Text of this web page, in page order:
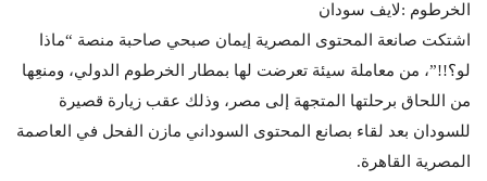
الخرطوم :لايف سودان
اشتكت صانعة المحتوى المصرية إيمان صبحي صاحبة منصة “ماذا
لو؟!!”، من معاملة سيئة تعرضت لها بمطار الخرطوم الدولي، ومنعِها
من اللحاق برحلتها المتجهة إلى مصر، وذلك عقب زيارة قصيرة
للسودان بعد لقاء بصانع المحتوى السوداني مازن الفحل في العاصمة
المصرية القاهرة.